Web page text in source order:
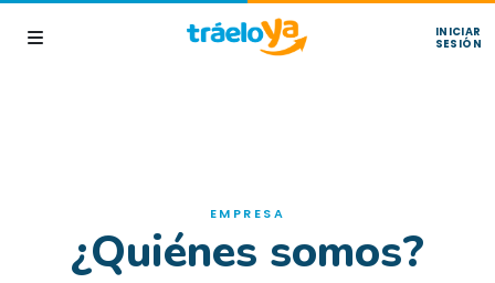
INICIAR
SESIÓN
EMPRESA
¿Quiénes somos?